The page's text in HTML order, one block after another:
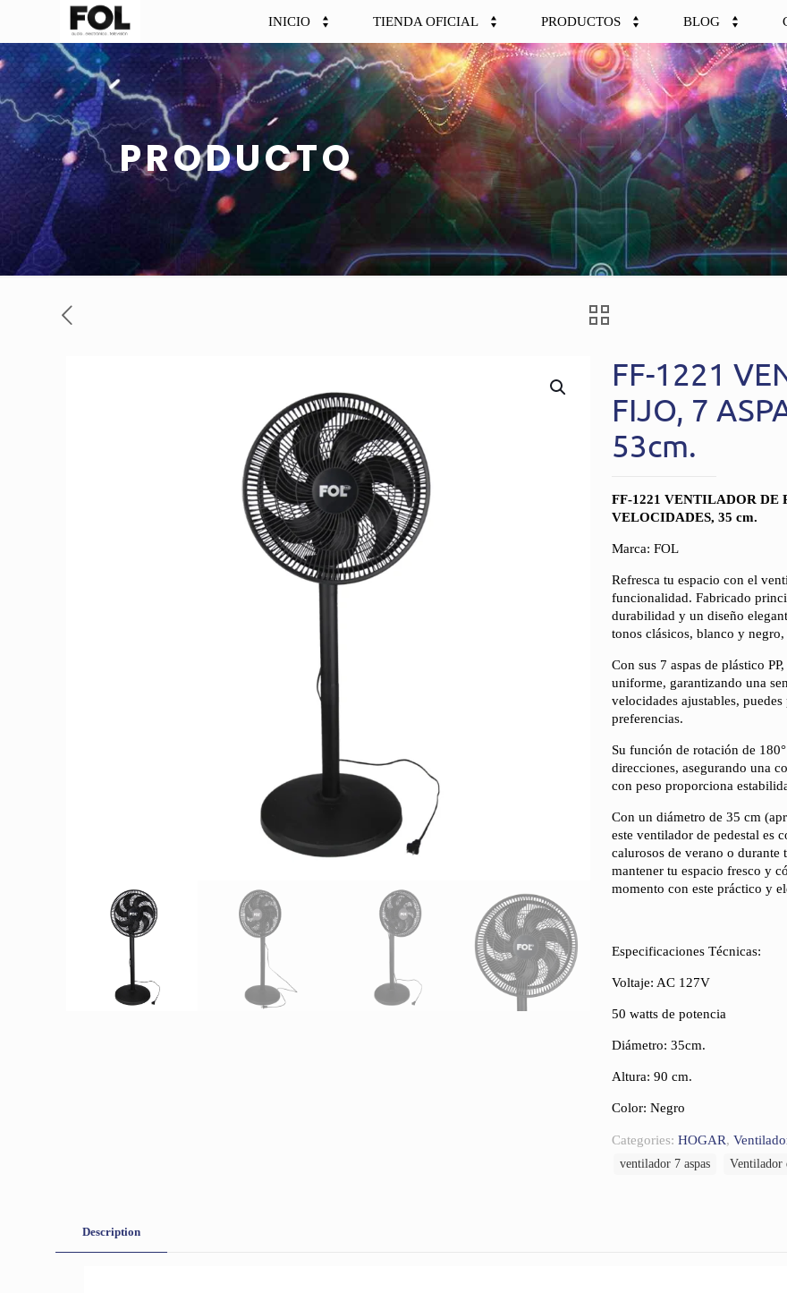
INICIO TIENDA OFICIAL PRODUCTOS BLOG
PRODUCTO
FF-1221
FIJO, 7
53cm.
FF-1221 VENTILADOR DE
VELOCIDADES, 35 cm.
Marca: FOL
Refresca tu espacio con el
funcionalidad. Fabricado
durabilidad y un diseño
tonos clásicos, blanco y
Con sus 7 aspas de plástico
uniforme, garantizando una
velocidades ajustables,
preferencias.
Su función de rotación de
direcciones, asegurando una
con peso proporciona
Con un diámetro de 35 cm
este ventilador de pedestal es
calurosos de verano o durante
mantener tu espacio fresco y
momento con este práctico y
Especificaciones Técnicas:
Voltaje: AC 127V
50 watts de potencia
Diámetro: 35cm.
Altura: 90 cm.
Color: Negro
Categories: HOGAR,
ventilador 7 aspas
Ventilador
Description